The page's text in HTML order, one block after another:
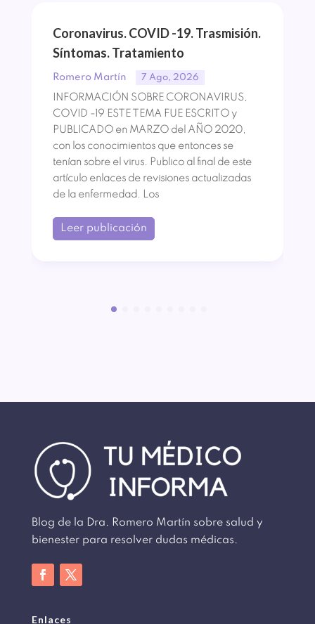
Coronavirus. COVID -19. Trasmisión.
Síntomas. Tratamiento
Romero Martín 7 Ago, 2026
INFORMACIÓN SOBRE CORONAVIRUS,
COVID -19 ESTE TEMA FUE ESCRITO y
PUBLICADO en MARZO del AÑO 2020,
con los conocimientos que entonces se
tenían sobre el virus. Publico al final de este
artículo enlaces de revisiones actualizadas
de la enfermedad. Los
Leer publicación
Blog de la Dra. Romero Martín sobre salud y
bienester para resolver dudas médicas.
Enlaces